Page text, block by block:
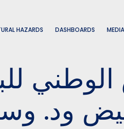
HAZARDS DASHBOARDS MEDIA
ود.